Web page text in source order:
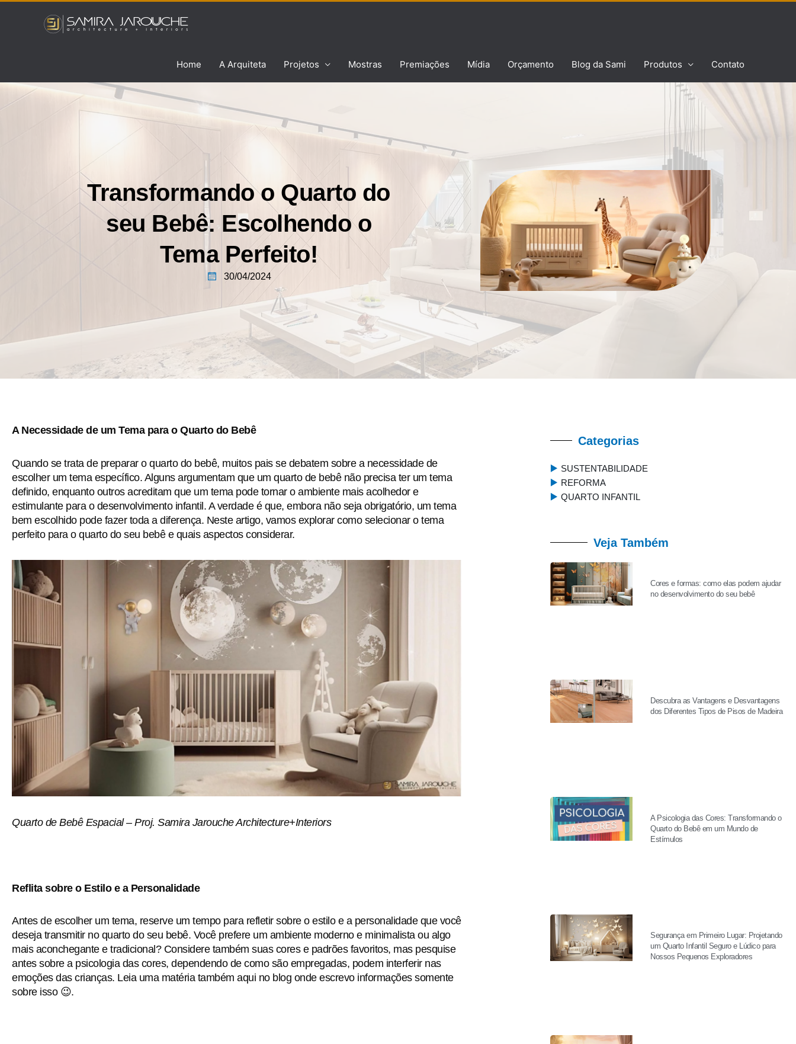
Home
A Arquiteta Projetos Mostras Premiações Mídia Orçamento Blog da Sami Produtos Contato
Transformando o Quarto do
seu Bebê: Escolhendo o
Tema Perfeito!
30/04/2024
A Necessidade de um Tema para o Quarto do Bebê
Quando se trata de preparar o quarto do bebê, muitos pais se debatem sobre a necessidade de
escolher um tema específico. Alguns argumentam que um quarto de bebê não precisa ter um tema
definido, enquanto outros acreditam que um tema pode tornar o ambiente mais acolhedor e
estimulante para o desenvolvimento infantil. A verdade é que, embora não seja obrigatório, um tema
bem escolhido pode fazer toda a diferença. Neste artigo, vamos explorar como selecionar o tema
perfeito para o quarto do seu bebê e quais aspectos considerar.
Quarto de Bebê Espacial – Proj. Samira Jarouche Architecture+Interiors
Reflita sobre o Estilo e a Personalidade
Antes de escolher um tema, reserve um tempo para refletir sobre o estilo e a personalidade que você
deseja transmitir no quarto do seu bebê. Você prefere um ambiente moderno e minimalista ou algo
mais aconchegante e tradicional? Considere também suas cores e padrões favoritos, mas pesquise
antes sobre a psicologia das cores, dependendo de como são empregadas, podem interferir nas
emoções das crianças. Leia uma matéria também aqui no blog onde escrevo informações somente
sobre isso 😉.
Categorias
SUSTENTABILIDADE
REFORMA
QUARTO INFANTIL
Veja Também
Cores e formas: como elas podem ajudar
no desenvolvimento do seu bebê
Descubra as Vantagens e Desvantagens
dos Diferentes Tipos de Pisos de Madeira
A Psicologia das Cores: Transformando o
Quarto do Bebê em um Mundo de
Estímulos
Segurança em Primeiro Lugar: Projetando
um Quarto Infantil Seguro e Lúdico para
Nossos Pequenos Exploradores